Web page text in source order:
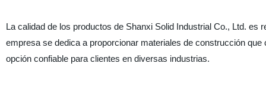
La calidad de los productos de Shanxi Solid Industrial Co., Ltd.
empresa se dedica a proporcionar materiales de construcción
opción confiable para clientes en diversas industrias.